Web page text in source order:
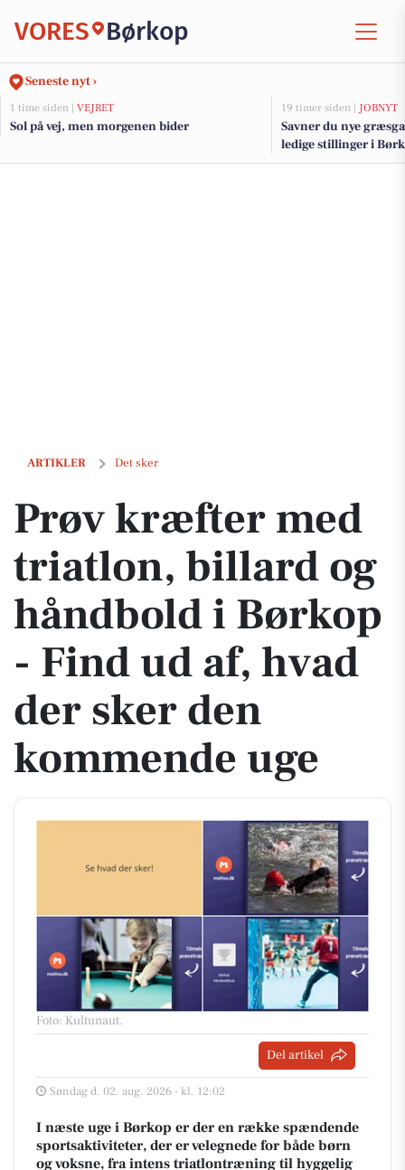
VORES Børkop
Seneste nyt ›
1 time siden | VEJRET
Sol på vej, men morgenen bider
19 timer siden | JOBNYT
Savner du nye
ledige stillinger i
ARTIKLER Det sker
Prøv kræfter med triatlon, billard og håndbold i Børkop - Find ud af,
Prøv kræfter med
triatlon, billard og
håndbold i Børkop
- Find ud af, hvad
der sker den
kommende uge
Foto: Kultunaut.
Del artikel
Søndag d. 02. aug. 2026 - kl. 12:02
I næste uge i Børkop er der en række spændende
sportsaktiviteter, der er velegnede for både børn
og voksne, fra intens triatlontræning til hyggelig